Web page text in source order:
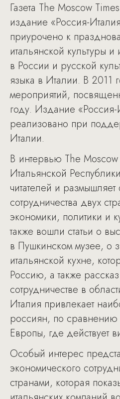
Газета The Moscow
издание «Россия-
приурочено к
итальянской культуры и
в России и русской
языка в Италии. В 2011
мероприятий,
году. Издание «Россия-
реализовано при
Италии.
В интервью The
Итальянской
читателей и размышляет
сотрудничества двух
экономики, политики и
также вошли статьи о
в Пушкинском музее, о
итальянской кухне,
Россию, а также
сотрудничестве в
Италия привлекает
россиян, по сравнению
Европы, где действует
Особый интерес
экономического
странами, которая